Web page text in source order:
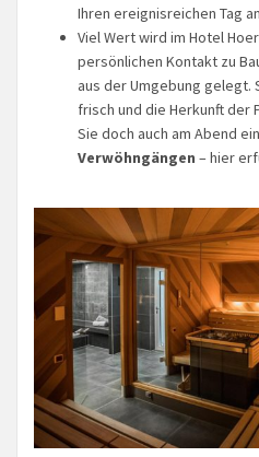
Ihren ereignisreichen Tag
Viel Wert wird im Hotel
persönlichen Kontakt zu
aus der Umgebung gelegt.
frisch und die Herkunft der
Sie doch auch am Abend
Verwöhngängen – hier